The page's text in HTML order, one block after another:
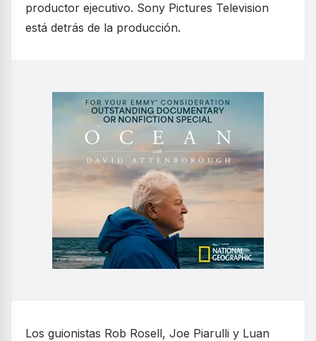
productor ejecutivo. Sony Pictures Television
está detrás de la producción.
Los guionistas Rob Rosell, Joe Piarulli y Luan